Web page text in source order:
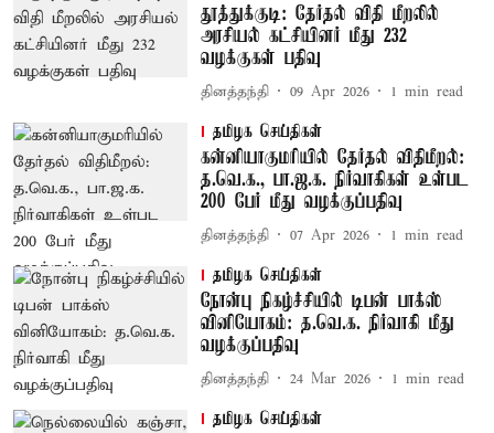
தூத்துக்குடி: தேர்தல் விதி மீறலில்
அரசியல் கட்சியினர் மீது 232
வழக்குகள் பதிவு
தினத்தந்தி 09 Apr 2026 1 min read
தமிழக செய்திகள்
கன்னியாகுமரியில் தேர்தல் விதிமீறல்:
த.வெ.க., பா.ஜ.க. நிர்வாகிகள் உள்பட
200 பேர் மீது வழக்குப்பதிவு
தினத்தந்தி 07 Apr 2026 1 min read
தமிழக செய்திகள்
நோன்பு நிகழ்ச்சியில் டிபன் பாக்ஸ்
வினியோகம்: த.வெ.க. நிர்வாகி மீது
வழக்குப்பதிவு
தினத்தந்தி 24 Mar 2026 1 min read
தமிழக செய்திகள்